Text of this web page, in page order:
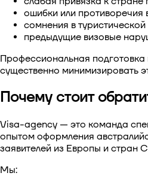
ошибки или противоречия
сомнения в туристической
предыдущие визовые
Профессиональная подготовка
существенно минимизировать
Почему стоит
Visa-agency — это команда
опытом оформления
заявителей из Европы и стран
Мы: